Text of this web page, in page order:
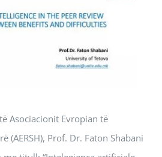
Asociacionit Evropian të
(AERSH), Prof. Dr. Faton Shabani